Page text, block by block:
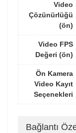
Video
Çözünürlüğü
(ön)
Video FPS
Değeri (ön)
Ön Kamera
Video Kayıt
Seçenekleri
Bağlantı